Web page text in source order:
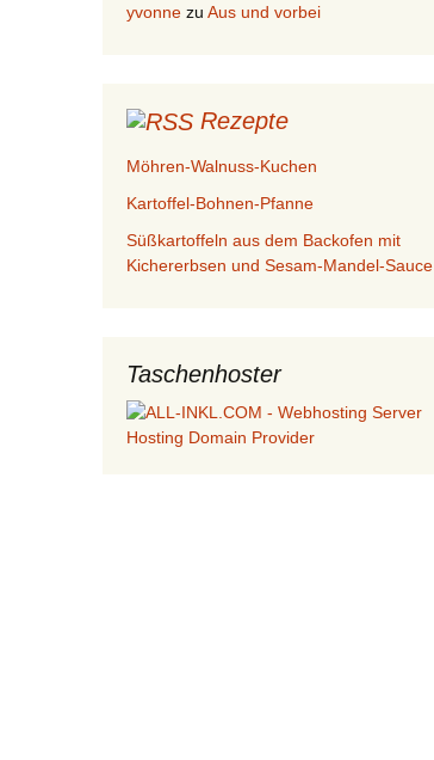
yvonne zu Aus und vorbei
Rezepte
Möhren-Walnuss-Kuchen
Kartoffel-Bohnen-Pfanne
Süßkartoffeln aus dem Backofen mit
Kichererbsen und Sesam-Mandel-Sauce
Taschenhoster